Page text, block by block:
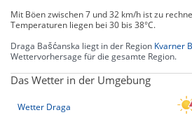
Mit Böen zwischen 7 und 32 km/h ist zu
Temperaturen liegen bei 30 bis 38°C.
Draga Bašćanska liegt in der Region Kvarner
Wettervorhersage für die gesamte Region.
Das Wetter in der Umgebung
Wetter Draga